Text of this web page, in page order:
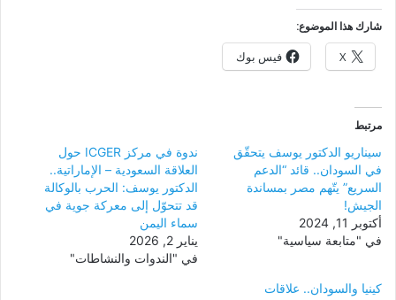
شارك هذا الموضوع:
X فيس بوك
مرتبط
سيناريو الدكتور يوسف يتحقّق
في السودان.. قائد “الدعم
السريع” يتّهم مصر بمساندة
الجيش!
أكتوبر 11, 2024
في "متابعة سياسية"
ندوة في مركز ICGER حول
العلاقة السعودية – الإماراتية..
الدكتور يوسف: الحرب بالوكالة
قد تتحوّل إلى معركة جوية في
سماء اليمن
يناير 2, 2026
في "الندوات والنشاطات"
كينيا والسودان.. علاقات